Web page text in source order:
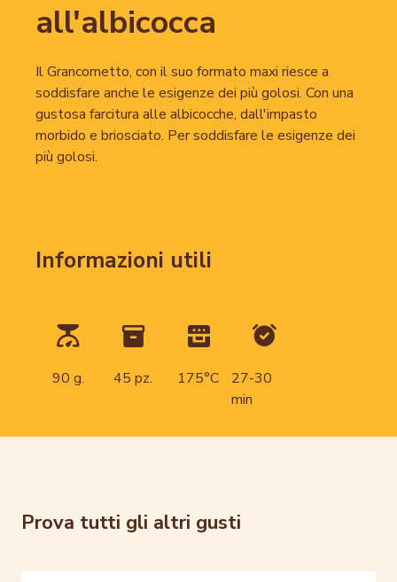
all'albicocca
Il Grancornetto, con il suo formato maxi riesce a
soddisfare anche le esigenze dei più golosi. Con una
gustosa farcitura alle albicocche, dall'impasto
morbido e briosciato. Per soddisfare le esigenze dei
più golosi.
Informazioni utili
90 g. 45 pz. 175°C
27-30
min
Prova tutti gli altri gusti